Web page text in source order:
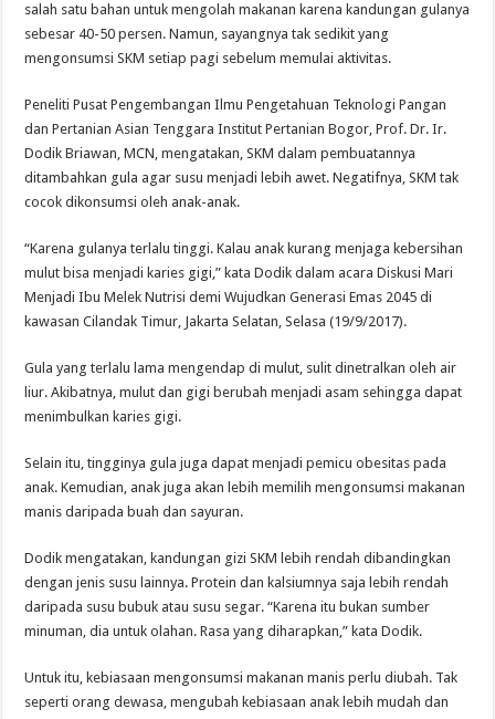
salah satu bahan untuk mengolah makanan karena kandungan gulanya
sebesar 40-50 persen. Namun, sayangnya tak sedikit yang
mengonsumsi SKM setiap pagi sebelum memulai aktivitas.
Peneliti Pusat Pengembangan Ilmu Pengetahuan Teknologi Pangan
dan Pertanian Asian Tenggara Institut Pertanian Bogor, Prof. Dr. Ir.
Dodik Briawan, MCN, mengatakan, SKM dalam pembuatannya
ditambahkan gula agar susu menjadi lebih awet. Negatifnya, SKM tak
cocok dikonsumsi oleh anak-anak.
“Karena gulanya terlalu tinggi. Kalau anak kurang menjaga kebersihan
mulut bisa menjadi karies gigi,” kata Dodik dalam acara Diskusi Mari
Menjadi Ibu Melek Nutrisi demi Wujudkan Generasi Emas 2045 di
kawasan Cilandak Timur, Jakarta Selatan, Selasa (19/9/2017).
Gula yang terlalu lama mengendap di mulut, sulit dinetralkan oleh air
liur. Akibatnya, mulut dan gigi berubah menjadi asam sehingga dapat
menimbulkan karies gigi.
Selain itu, tingginya gula juga dapat menjadi pemicu obesitas pada
anak. Kemudian, anak juga akan lebih memilih mengonsumsi makanan
manis daripada buah dan sayuran.
Dodik mengatakan, kandungan gizi SKM lebih rendah dibandingkan
dengan jenis susu lainnya. Protein dan kalsiumnya saja lebih rendah
daripada susu bubuk atau susu segar. “Karena itu bukan sumber
minuman, dia untuk olahan. Rasa yang diharapkan,” kata Dodik.
Untuk itu, kebiasaan mengonsumsi makanan manis perlu diubah. Tak
seperti orang dewasa, mengubah kebiasaan anak lebih mudah dan